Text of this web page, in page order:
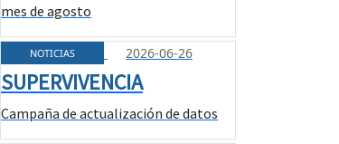
mes de agosto
NOTICIAS 2026-06-26
SUPERVIVENCIA
Campaña de actualización de datos